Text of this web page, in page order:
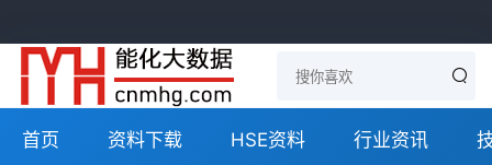
首页 资料下载 HSE资料 行业资讯